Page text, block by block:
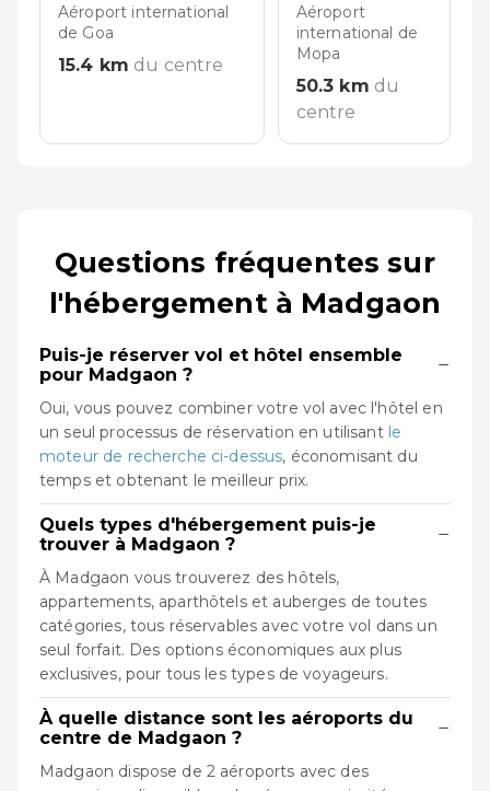
Aéroport international
de Goa
15.4 km du centre
Aéroport
international de
Mopa
50.3 km du
centre
Questions fréquentes sur
l'hébergement à Madgaon
Puis-je réserver vol et hôtel ensemble
pour Madgaon ?
−
Oui, vous pouvez combiner votre vol avec l'hôtel en
un seul processus de réservation en utilisant le
moteur de recherche ci-dessus, économisant du
temps et obtenant le meilleur prix.
Quels types d'hébergement puis-je
trouver à Madgaon ?
−
À Madgaon vous trouverez des hôtels,
appartements, aparthôtels et auberges de toutes
catégories, tous réservables avec votre vol dans un
seul forfait. Des options économiques aux plus
exclusives, pour tous les types de voyageurs.
À quelle distance sont les aéroports du
centre de Madgaon ?
−
Madgaon dispose de 2 aéroports avec des